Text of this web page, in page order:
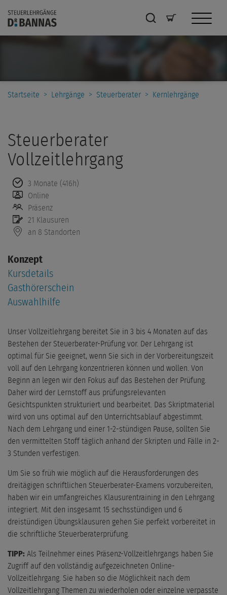
Startseite > Lehrgänge > Steuerberater > Kernlehrgänge
Steuerberater
Vollzeitlehrgang
3 Monate (416h)
Online
Präsenz
21 Klausuren
an 8 Standorten
Konzept
Kursdetails
Gasthörerschein
Auswahlhilfe
Unser Vollzeitlehrgang bereitet Sie in 3 bis 4 Monaten auf das
Bestehen der Steuerberater-Prüfung vor. Der Lehrgang ist
optimal für Sie geeignet, wenn Sie sich in der Vorbereitungszeit
voll auf den Lehrgang konzentrieren können und wollen. Von
Beginn an legen wir den Fokus auf das Bestehen der Prüfung.
Daher wird der Lernstoff aus prüfungsrelevanten
Gesichtspunkten strukturiert und bearbeitet. Das Skriptmaterial
wird von uns optimal auf den Unterrichtsablauf abgestimmt.
Nach dem Lehrgang und einer 1-2-stündigen Pause, sollten Sie
den vermittelten Stoff täglich anhand der Skripten und Fälle in 2-
3 Stunden verfestigen.
Um Sie so früh wie möglich auf die Herausforderungen des
dreitägigen schriftlichen Steuerberater-Examens vorzubereiten,
haben wir ein umfangreiches Klausurentraining in den Lehrgang
integriert. Mit den insgesamt 15 sechsstündigen und 6
dreistündigen Übungsklausuren gehen Sie perfekt vorbereitet in
die schriftliche Steuerberaterprüfung.
TIPP: Als Teilnehmer eines Präsenz-Vollzeitlehrgangs haben Sie
Zugriff auf den vollständig aufgezeichneten Online-
Vollzeitlehrgang. Sie haben so die Möglichkeit nach dem
Vollzeitlehrgang Themen zu wiederholen oder einzelne verpasste